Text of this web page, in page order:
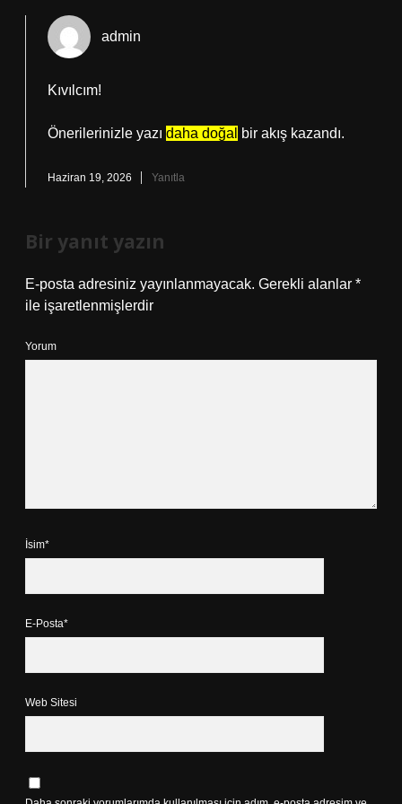
admin
Kıvılcım!
Önerilerinizle yazı daha doğal bir akış kazandı.
Haziran 19, 2026 Yanıtla
Bir yanıt yazın
E-posta adresiniz yayınlanmayacak. Gerekli alanlar *
ile işaretlenmişlerdir
Yorum
İsim*
E-Posta*
Web Sitesi